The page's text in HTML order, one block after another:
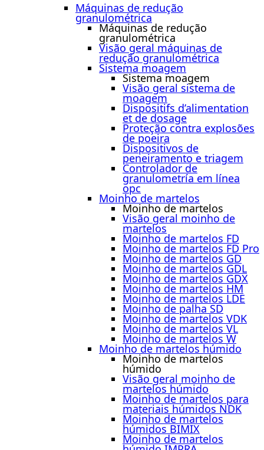
Máquinas de redução
granulométrica
Máquinas de redução
granulométrica
Visão geral máquinas de
redução granulométrica
Sistema moagem
Sistema moagem
Visão geral sistema de
moagem
Dispositifs d’alimentation
et de dosage
Proteção contra explosões
de poeira
Dispositivos de
peneiramento e triagem
Controlador de
granulometría em línea
opc
Moinho de martelos
Moinho de martelos
Visão geral moinho de
martelos
Moinho de martelos FD
Moinho de martelos FD Pro
Moinho de martelos GD
Moinho de martelos GDL
Moinho de martelos GDX
Moinho de martelos HM
Moinho de martelos LDE
Moinho de palha SD
Moinho de martelos VDK
Moinho de martelos VL
Moinho de martelos W
Moinho de martelos húmido
Moinho de martelos
húmido
Visão geral moinho de
martelos húmido
Moinho de martelos para
materiais húmidos NDK
Moinho de martelos
húmidos BIMIX
Moinho de martelos